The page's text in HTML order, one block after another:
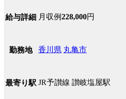
給与詳細 月収例228,000円
勤務地 香川県 丸亀市
最寄り駅 JR予讃線 讃岐塩屋駅